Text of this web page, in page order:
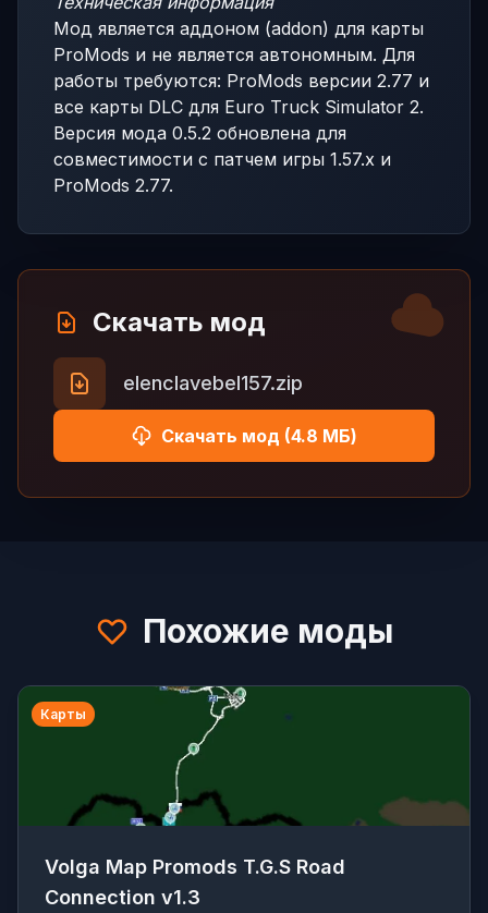
Мод является аддоном (addon) для карты
ProMods и не является автономным. Для
работы требуются: ProMods версии 2.77 и
все карты DLC для Euro Truck Simulator 2.
Версия мода 0.5.2 обновлена для
совместимости с патчем игры 1.57.x и
ProMods 2.77.
Скачать мод
elenclavebel157.zip
Скачать мод (4.8 МБ)
Похожие моды
Карты
Volga Map Promods T.G.S Road
Connection v1.3